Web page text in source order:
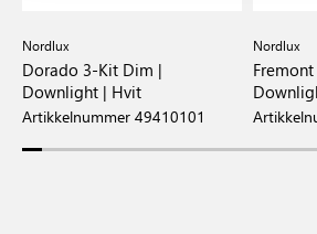
Nordlux
Dorado 3-Kit Dim |
Downlight | Hvit
Artikkelnummer 49410101
Nordlux